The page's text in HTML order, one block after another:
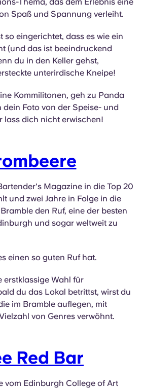
Spaß und Spannung verleiht.
so eingerichtet, dass es wie ein
(und das ist beeindruckend
du in den Keller gehst,
unterirdische Kneipe!
Kommilitonen, geh zu Panda
Foto von der Speise- und
lass dich nicht erwischen!
Magazine in die Top 20
und zwei Jahre in Folge in die
den Ruf, eine der besten
und sogar weltweit zu
einen so guten Ruf hat.
erstklassige Wahl für
du das Lokal betrittst, wirst du
im Bramble auflegen, mit
von Genres verwöhnt.
Red Bar
vom Edinburgh College of Art